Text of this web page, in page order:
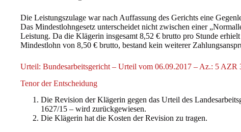
Die Leistungszulage war nach Auffassung des Gerichts eine
Das Mindestlohngesetz unterscheidet nicht zwischen einer
Leistung. Da die Klägerin insgesamt 8,52 € brutto pro Stunde
Mindestlohn von 8,50 € brutto, bestand kein weiterer
Urteil: Bundesarbeitsgericht – Urteil vom 06.09.2017 – Az.: 5 AZR
Tenor der Entscheidung
Die Revision der Klägerin gegen das Urteil des
1627/15 – wird zurückgewiesen.
Die Klägerin hat die Kosten der Revision zu tragen.